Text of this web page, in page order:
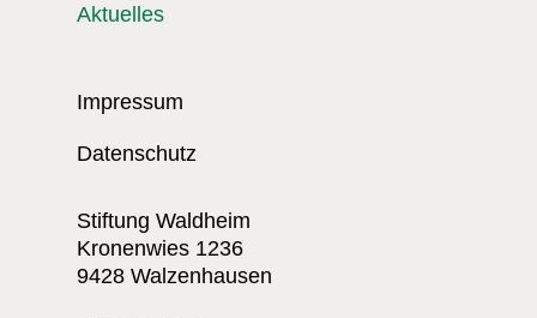
Aktuelles
Impressum
Datenschutz
Stiftung Waldheim
Kronenwies 1236
9428 Walzenhausen